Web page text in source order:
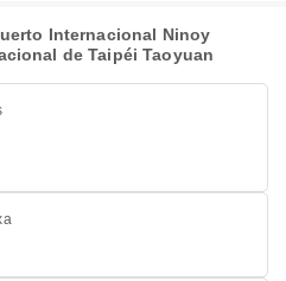
Internacional Ninoy
de Taipéi Taoyuan